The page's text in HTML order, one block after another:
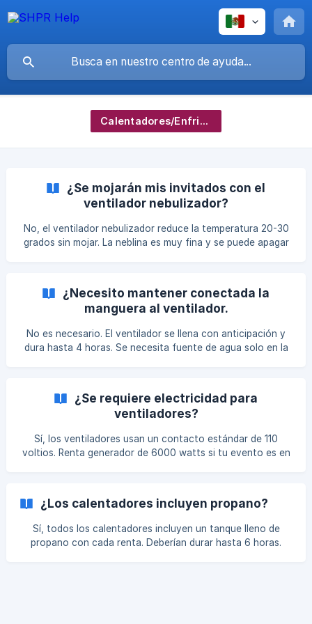
Calentadores/Enfriadores/Generadores
¿Se mojarán mis invitados con el
ventilador nebulizador?
No, el ventilador nebulizador reduce la temperatura 20-30
grados sin mojar. La neblina es muy fina y se puede apagar
¿Necesito mantener conectada la
manguera al ventilador.
No es necesario. El ventilador se llena con anticipación y
dura hasta 4 horas. Se necesita fuente de agua solo en la
¿Se requiere electricidad para
ventiladores?
Sí, los ventiladores usan un contacto estándar de 110
voltios. Renta generador de 6000 watts si tu evento es en
¿Los calentadores incluyen propano?
Sí, todos los calentadores incluyen un tanque lleno de
propano con cada renta. Deberían durar hasta 6 horas.